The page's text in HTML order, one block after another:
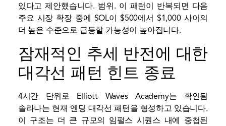
있다고 제안했습니다. 범위 . 이 패턴이 반복되면 다음
주요 시장 확장 중에 SOL이 $500에서 $1,000 사이의
더 높은 수준으로 급등할 가능성이 높아집니다.
잠재적인 추세 반전에 대한
대각선 패턴 힌트 종료
4시간 단위로 Elliott Waves Academy는 확인됨
솔라나는 현재 엔딩 대각선 패턴을 형성하고 있습니다.
이 구조는 더 큰 규모의 임펄스 시퀀스 내에 중첩된